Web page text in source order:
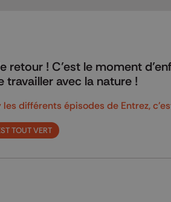
retour ! C’est le moment
travailler avec la nature !
les différents épisodes de Entrez,
TOUT VERT